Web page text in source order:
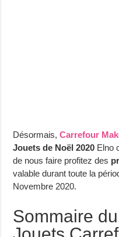
Désormais,Carrefour
Jouets de Noël 2020 Elno
de nous faire profitez des
valable durant toute la
Novembre 2020.
Sommaire